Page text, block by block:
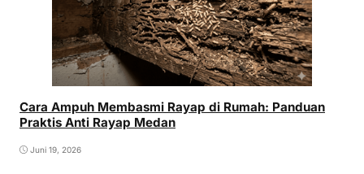
Cara Ampuh Membasmi Rayap di Rumah: Panduan
Praktis Anti Rayap Medan
Juni 19, 2026